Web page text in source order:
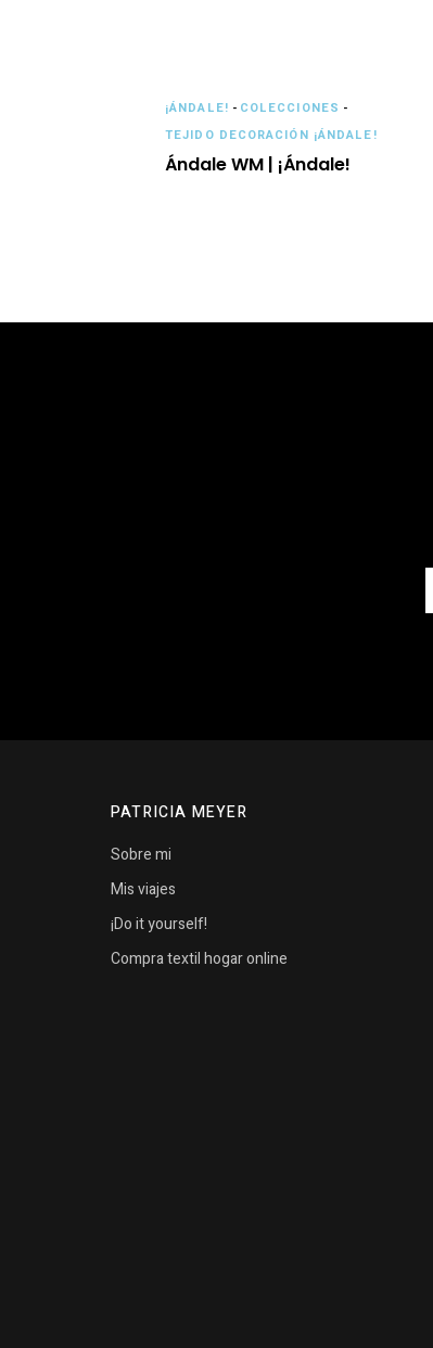
¡ÁNDALE! - COLECCIONES -
TEJIDO DECORACIÓN ¡ÁNDALE!
Ándale WM | ¡Ándale!
PATRICIA MEYER
Sobre mi
Mis viajes
¡Do it yourself!
Compra textil hogar online